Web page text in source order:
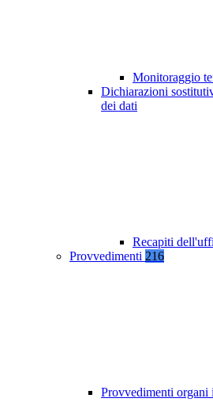
Monitoraggio
Dichiarazioni
dei dati
Recapiti
Provvedimenti 216
Provvedimenti